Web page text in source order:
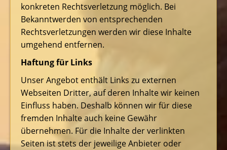
konkreten Rechtsverletzung möglich. Bei
Bekanntwerden von entsprechenden
Rechtsverletzungen werden wir diese Inhalte
umgehend entfernen.
Haftung für Links
Unser Angebot enthält Links zu externen
Webseiten Dritter, auf deren Inhalte wir keinen
Einfluss haben. Deshalb können wir für diese
fremden Inhalte auch keine Gewähr
übernehmen. Für die Inhalte der verlinkten
Seiten ist stets der jeweilige Anbieter oder